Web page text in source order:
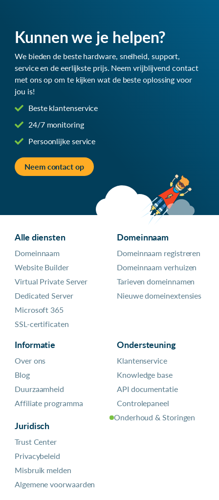
Kunnen we je helpen?
We bieden de beste hardware, snelheid, support,
service en de eerlijkste prijs. Neem vrijblijvend contact
met ons op om te kijken wat de beste oplossing voor
jou is!
Beste klantenservice
24/7 monitoring
Persoonlijke service
Neem contact op
Alle diensten
Domeinnaam
Website Builder
Virtual Private Server
Dedicated Server
Microsoft 365
SSL-certificaten
Domeinnaam
Domeinnaam registreren
Domeinnaam verhuizen
Tarieven domeinnamen
Nieuwe domeinextensies
Informatie
Over ons
Blog
Duurzaamheid
Affiliate programma
Juridisch
Trust Center
Privacybeleid
Misbruik melden
Algemene voorwaarden
Ondersteuning
Klantenservice
Knowledge base
API documentatie
Controlepaneel
Onderhoud & Storingen